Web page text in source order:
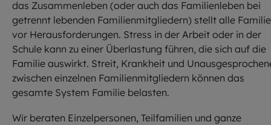
das Zusammenleben (oder auch das Familienleben bei
getrennt lebenden Familienmitgliedern) stellt alle
vor Herausforderungen. Stress in der Arbeit oder in der
Schule kann zu einer Überlastung führen, die sich auf die
Familie auswirkt. Streit, Krankheit und
zwischen einzelnen Familienmitgliedern können das
gesamte System Familie belasten.
Wir beraten Einzelpersonen, Teilfamilien und ganze